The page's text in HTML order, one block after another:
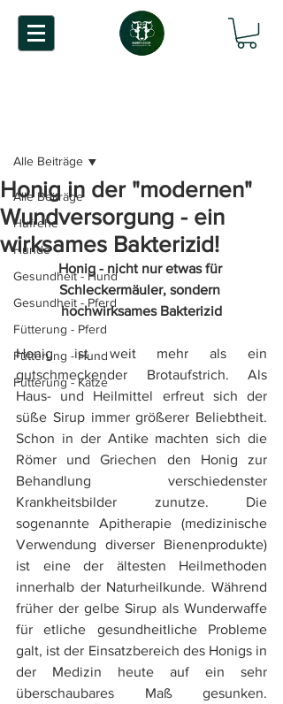
Alle Beiträge
Hufrehe
Hunde
Gesundheit - Hund
Gesundheit - Pferd
Fütterung - Pferd
Fütterung - Hund
Fütterung - Katze
Alle Beiträge
Honig in der "modernen"
Wundversorgung - ein
wirksames Bakterizid!
Honig - nicht nur etwas für
Schleckermäuler, sondern
hochwirksames Bakterizid
Honig ist weit mehr als ein
gutschmeckender Brotaufstrich. Als
Haus- und Heilmittel erfreut sich der
süße Sirup immer größerer Beliebtheit.
Schon in der Antike machten sich die
Römer und Griechen den Honig zur
Behandlung verschiedenster
Krankheitsbilder zunutze. Die
sogenannte Apitherapie (medizinische
Verwendung diverser Bienenprodukte)
ist eine der ältesten Heilmethoden
innerhalb der Naturheilkunde. Während
früher der gelbe Sirup als Wunderwaffe
für etliche gesundheitliche Probleme
galt, ist der Einsatzbereich des Honigs in
der Medizin heute auf ein sehr
überschaubares Maß gesunken.